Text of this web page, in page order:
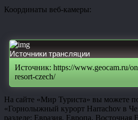
Координаты веб-камеры:
Источники трансляции
Источник: https://www.geocam.ru/
resort-czech/
На сайте «Мир Туриста» вы можете
«Горнолыжный курорт Harrachov в
разделе: Евразия, Европа, Восточная